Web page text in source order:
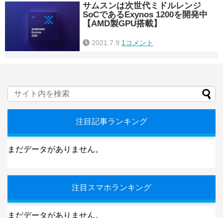
サムスンは次世代ミドルレンジ
SoCであるExynos 1200を開発中
【AMD製GPU搭載】
2021.7.9 1コメント
注目記事ランキング
まだデータがありません。
注目スマホランキング
まだデータがありません。